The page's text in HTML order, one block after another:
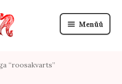
Menüü
“roosakvarts”